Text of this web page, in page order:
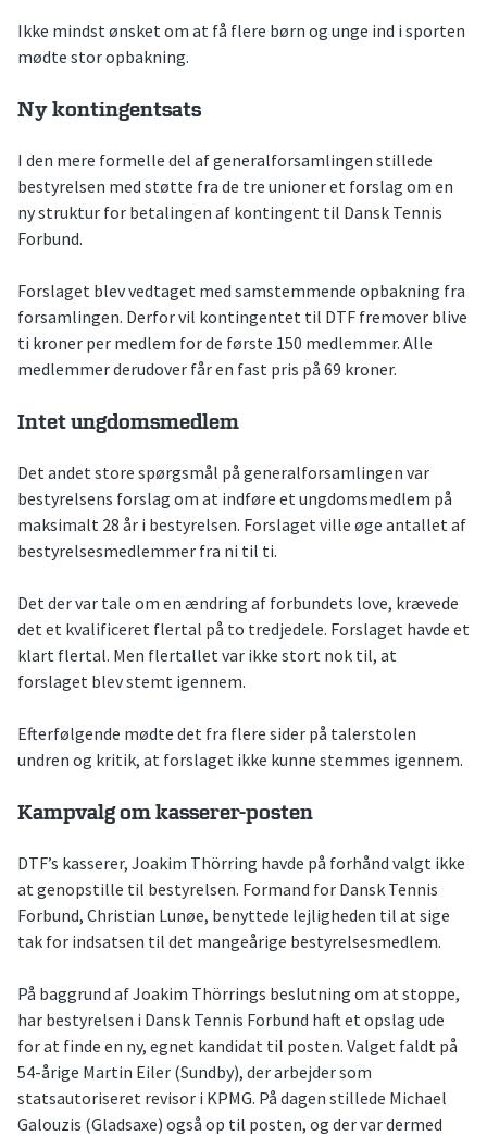
Ikke mindst ønsket om at få flere børn og unge ind i sporten
mødte stor opbakning.
Ny kontingentsats
I den mere formelle del af generalforsamlingen stillede
bestyrelsen med støtte fra de tre unioner et forslag om en
ny struktur for betalingen af kontingent til Dansk Tennis
Forbund.
Forslaget blev vedtaget med samstemmende opbakning fra
forsamlingen. Derfor vil kontingentet til DTF fremover blive
ti kroner per medlem for de første 150 medlemmer. Alle
medlemmer derudover får en fast pris på 69 kroner.
Intet ungdomsmedlem
Det andet store spørgsmål på generalforsamlingen var
bestyrelsens forslag om at indføre et ungdomsmedlem på
maksimalt 28 år i bestyrelsen. Forslaget ville øge antallet af
bestyrelsesmedlemmer fra ni til ti.
Det der var tale om en ændring af forbundets love, krævede
det et kvalificeret flertal på to tredjedele. Forslaget havde et
klart flertal. Men flertallet var ikke stort nok til, at
forslaget blev stemt igennem.
Efterfølgende mødte det fra flere sider på talerstolen
undren og kritik, at forslaget ikke kunne stemmes igennem.
Kampvalg om kasserer-posten
DTF’s kasserer, Joakim Thörring havde på forhånd valgt ikke
at genopstille til bestyrelsen. Formand for Dansk Tennis
Forbund, Christian Lunøe, benyttede lejligheden til at sige
tak for indsatsen til det mangeårige bestyrelsesmedlem.
På baggrund af Joakim Thörrings beslutning om at stoppe,
har bestyrelsen i Dansk Tennis Forbund haft et opslag ude
for at finde en ny, egnet kandidat til posten. Valget faldt på
54-årige Martin Eiler (Sundby), der arbejder som
statsautoriseret revisor i KPMG. På dagen stillede Michael
Galouzis (Gladsaxe) også op til posten, og der var dermed